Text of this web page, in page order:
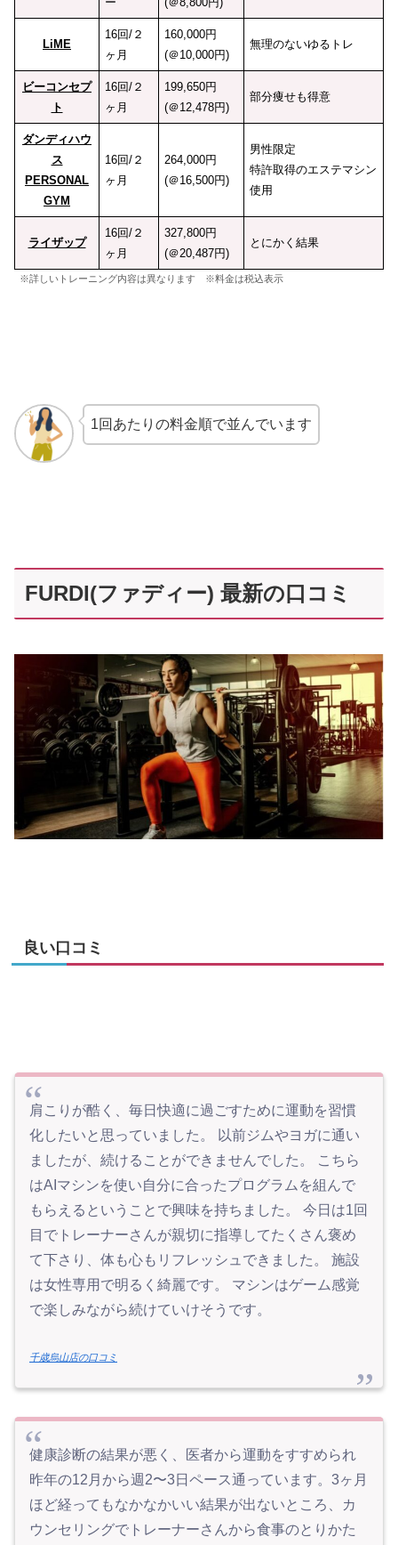
LiME
16回/２
ヶ月
160,000円
(＠10,000円)
無理のないゆるトレ
ビーコンセプ
ト
16回/２
ヶ月
199,650円
(＠12,478円)
部分痩せも得意
ダンディハウ
ス
PERSONAL
GYM
16回/２
ヶ月
264,000円
(＠16,500円)
男性限定
特許取得のエステマシン
使用
ライザップ
16回/２
ヶ月
327,800円
(＠20,487円)
とにかく結果
※詳しいトレーニング内容は異なります ※料金は税込表示
1回あたりの料金順で並んでいます
FURDI(ファディー) 最新の口コミ
良い口コミ
肩こりが酷く、毎日快適に過ごすために運動を習慣
化したいと思っていました。 以前ジムやヨガに通い
ましたが、続けることができませんでした。 こちら
はAIマシンを使い自分に合ったプログラムを組んで
もらえるということで興味を持ちました。 今日は1回
目でトレーナーさんが親切に指導してたくさん褒め
て下さり、体も心もリフレッシュできました。 施設
は女性専用で明るく綺麗です。 マシンはゲーム感覚
で楽しみながら続けていけそうです。
千歳烏山店の口コミ
健康診断の結果が悪く、医者から運動をすすめられ
昨年の12月から週2〜3日ペース通っています。3ヶ月
ほど経ってもなかなかいい結果が出ないところ、カ
ウンセリングでトレーナーさんから食事のとりかた